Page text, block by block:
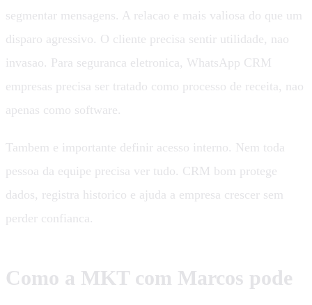
segmentar mensagens. A relacao e mais valiosa do que um
disparo agressivo. O cliente precisa sentir utilidade, nao
invasao. Para seguranca eletronica, WhatsApp CRM
empresas precisa ser tratado como processo de receita, nao
apenas como software.
Tambem e importante definir acesso interno. Nem toda
pessoa da equipe precisa ver tudo. CRM bom protege
dados, registra historico e ajuda a empresa crescer sem
perder confianca.
Como a MKT com Marcos pode